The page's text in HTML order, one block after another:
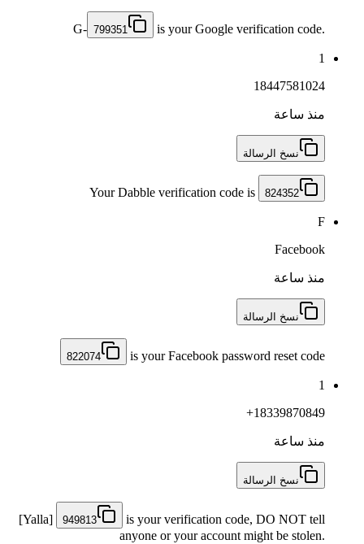
G- 799351 is your Google verification code.
1
18447581024
منذ ساعة
نسخ الرسالة
Your Dabble verification code is 824352
F
Facebook
منذ ساعة
نسخ الرسالة
822074 is your Facebook password reset code
1
+18339870849
منذ ساعة
نسخ الرسالة
[Yalla] 949813
is your verification code, DO NOT tell
anyone or your account might be stolen.